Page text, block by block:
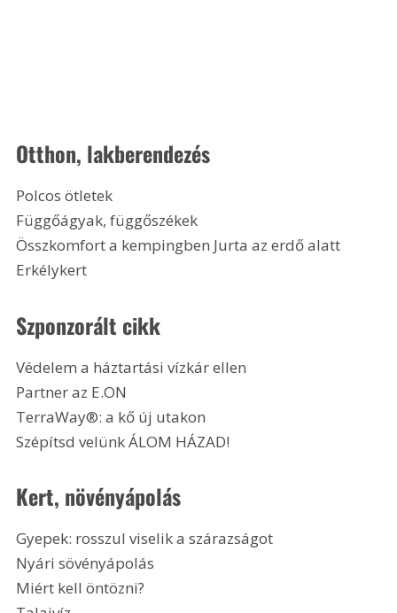
Otthon, lakberendezés
Polcos ötletek
Függőágyak, függőszékek
Összkomfort a kempingben Jurta az erdő alatt
Erkélykert
Szponzorált cikk
Védelem a háztartási vízkár ellen
Partner az E.ON
TerraWay®: a kő új utakon
Szépítsd velünk ÁLOM HÁZAD!
Kert, növényápolás
Gyepek: rosszul viselik a szárazságot
Nyári sövényápolás
Miért kell öntözni?